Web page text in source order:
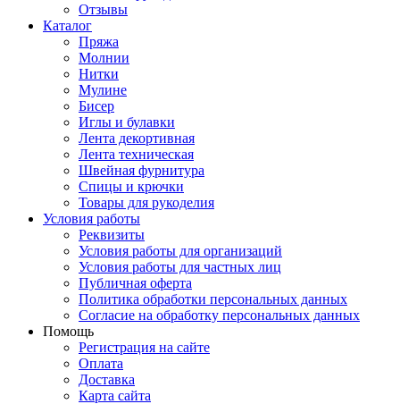
Отзывы
Каталог
Пряжа
Молнии
Нитки
Мулине
Бисер
Иглы и булавки
Лента декортивная
Лента техническая
Швейная фурнитура
Спицы и крючки
Товары для рукоделия
Условия работы
Реквизиты
Условия работы для организаций
Условия работы для частных лиц
Публичная оферта
Политика обработки персональных данных
Согласие на обработку персональных данных
Помощь
Регистрация на сайте
Оплата
Доставка
Карта сайта